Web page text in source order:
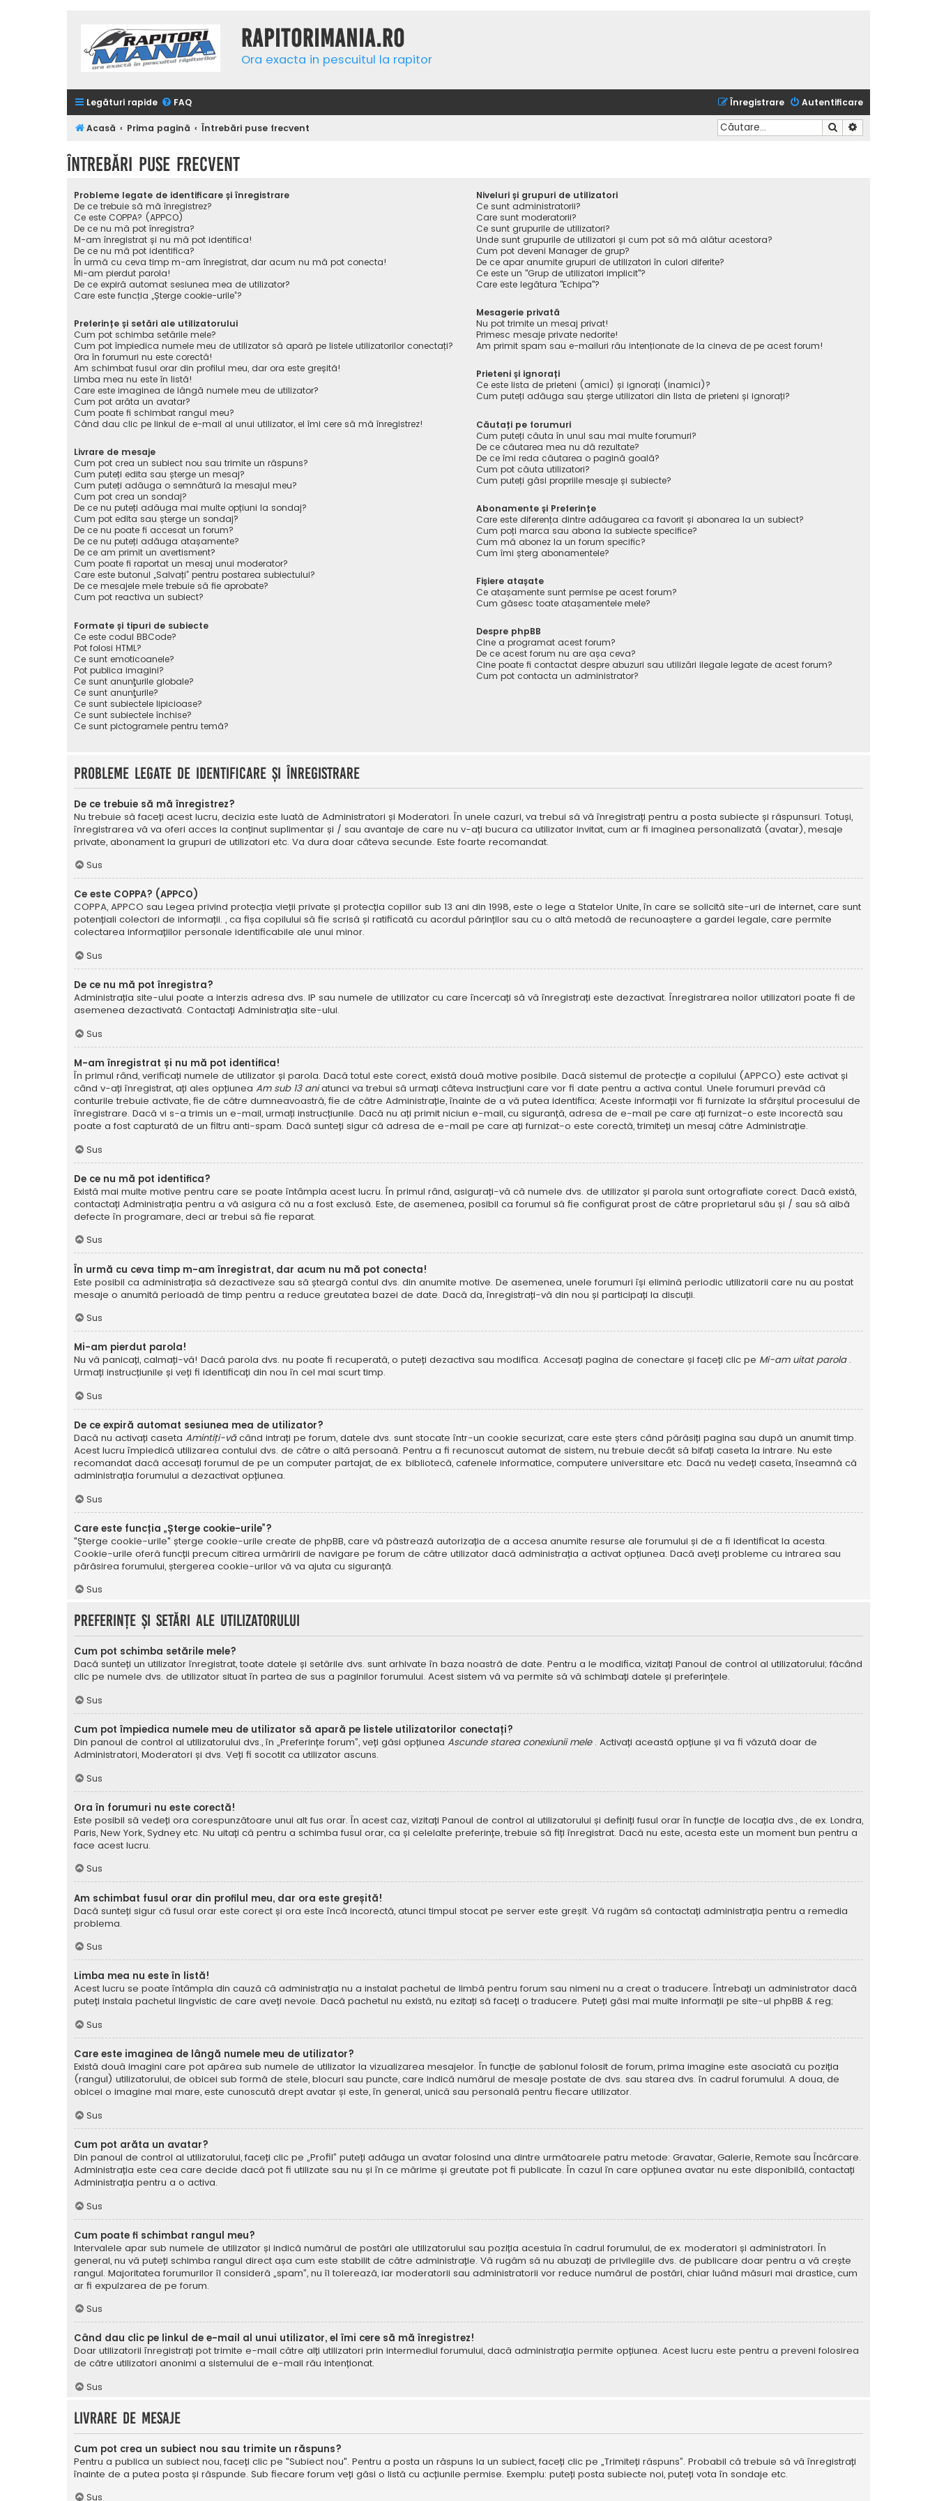
Rapitorimania.ro
Ora exacta in pescuitul la rapitor
Legături rapide FAQ Autentificare
Înregistrare
Acasă Prima pagină Întrebări puse frecvent Căutare
Întrebări puse frecvent
Probleme legate de identificare și înregistrare
De ce trebuie să mă înregistrez?
Ce este COPPA? (APPCO)
De ce nu mă pot înregistra?
M-am înregistrat și nu mă pot identifica!
De ce nu mă pot identifica?
În urmă cu ceva timp m-am înregistrat, dar acum nu mă pot conecta!
Mi-am pierdut parola!
De ce expiră automat sesiunea mea de utilizator?
Care este funcția „Șterge cookie-urile”?
Preferințe și setări ale utilizatorului
Cum pot schimba setările mele?
Cum pot împiedica numele meu de utilizator să apară pe listele utilizatorilor conectați?
Ora în forumuri nu este corectă!
Am schimbat fusul orar din profilul meu, dar ora este greșită!
Limba mea nu este în listă!
Care este imaginea de lângă numele meu de utilizator?
Cum pot arăta un avatar?
Cum poate fi schimbat rangul meu?
Când dau clic pe linkul de e-mail al unui utilizator, el îmi cere să mă înregistrez!
Livrare de mesaje
Cum pot crea un subiect nou sau trimite un răspuns?
Cum puteți edita sau șterge un mesaj?
Cum puteți adăuga o semnătură la mesajul meu?
Cum pot crea un sondaj?
De ce nu puteți adăuga mai multe opțiuni la sondaj?
Cum pot edita sau șterge un sondaj?
De ce nu poate fi accesat un forum?
De ce nu puteți adăuga atașamente?
De ce am primit un avertisment?
Cum poate fi raportat un mesaj unui moderator?
Care este butonul „Salvați” pentru postarea subiectului?
De ce mesajele mele trebuie să fie aprobate?
Cum pot reactiva un subiect?
Formate și tipuri de subiecte
Ce este codul BBCode?
Pot folosi HTML?
Ce sunt emoticoanele?
Pot publica imagini?
Ce sunt anunţurile globale?
Ce sunt anunţurile?
Ce sunt subiectele lipicioase?
Ce sunt subiectele închise?
Ce sunt pictogramele pentru temă?
Niveluri și grupuri de utilizatori
Ce sunt administratorii?
Care sunt moderatorii?
Ce sunt grupurile de utilizatori?
Unde sunt grupurile de utilizatori și cum pot să mă alătur acestora?
Cum pot deveni Manager de grup?
De ce apar anumite grupuri de utilizatori în culori diferite?
Ce este un "Grup de utilizatori implicit"?
Care este legătura "Echipa"?
Mesagerie privată
Nu pot trimite un mesaj privat!
Primesc mesaje private nedorite!
Am primit spam sau e-mailuri rău intenționate de la cineva de pe acest forum!
Prieteni și ignorați
Ce este lista de prieteni (amici) și ignorați (inamici)?
Cum puteți adăuga sau șterge utilizatori din lista de prieteni și ignorați?
Căutați pe forumuri
Cum puteți căuta în unul sau mai multe forumuri?
De ce căutarea mea nu dă rezultate?
De ce îmi reda căutarea o pagină goală?
Cum pot căuta utilizatori?
Cum puteți găsi propriile mesaje și subiecte?
Abonamente și Preferințe
Care este diferența dintre adăugarea ca favorit și abonarea la un subiect?
Cum poți marca sau abona la subiecte specifice?
Cum mă abonez la un forum specific?
Cum îmi șterg abonamentele?
Fișiere atașate
Ce atașamente sunt permise pe acest forum?
Cum găsesc toate atașamentele mele?
Despre phpBB
Cine a programat acest forum?
De ce acest forum nu are așa ceva?
Cine poate fi contactat despre abuzuri sau utilizări ilegale legate de acest forum?
Cum pot contacta un administrator?
Probleme legate de identificare și înregistrare
De ce trebuie să mă înregistrez?
Nu trebuie să faceți acest lucru, decizia este luată de Administratori și Moderatori. În unele cazuri, va trebui să vă înregistrați pentru a posta subiecte și răspunsuri. Totuși,
înregistrarea vă va oferi acces la conținut suplimentar și / sau avantaje de care nu v-ați bucura ca utilizator invitat, cum ar fi imaginea personalizată (avatar), mesaje
private, abonament la grupuri de utilizatori etc. Va dura doar câteva secunde. Este foarte recomandat.
Sus
Ce este COPPA? (APPCO)
COPPA, APPCO sau Legea privind protecția vieții private și protecția copiilor sub 13 ani din 1998, este o lege a Statelor Unite, în care se solicită site-uri de internet, care sunt
potențiali colectori de informații. , ca fișa copilului să fie scrisă și ratificată cu acordul părinților sau cu o altă metodă de recunoaștere a gardei legale, care permite
colectarea informațiilor personale identificabile ale unui minor.
Sus
De ce nu mă pot înregistra?
Administrația site-ului poate a interzis adresa dvs. IP sau numele de utilizator cu care încercați să vă înregistrați este dezactivat. Înregistrarea noilor utilizatori poate fi de
asemenea dezactivată. Contactați Administrația site-ului.
Sus
M-am înregistrat și nu mă pot identifica!
În primul rând, verificați numele de utilizator și parola. Dacă totul este corect, există două motive posibile. Dacă sistemul de protecție a copilului (APPCO) este activat și
când v-ați înregistrat, ați ales opțiunea Am sub 13 aniatunci va trebui să urmați câteva instrucțiuni care vor fi date pentru a activa contul. Unele forumuri prevăd că
conturile trebuie activate, fie de către dumneavoastră, fie de către Administrație, înainte de a vă putea identifica; Aceste informații vor fi furnizate la sfârșitul procesului de
înregistrare. Dacă vi s-a trimis un e-mail, urmați instrucțiunile. Dacă nu ați primit niciun e-mail, cu siguranță, adresa de e-mail pe care ați furnizat-o este incorectă sau
poate a fost capturată de un filtru anti-spam. Dacă sunteți sigur că adresa de e-mail pe care ați furnizat-o este corectă, trimiteți un mesaj către Administrație.
Sus
De ce nu mă pot identifica?
Există mai multe motive pentru care se poate întâmpla acest lucru. În primul rând, asigurați-vă că numele dvs. de utilizator și parola sunt ortografiate corect. Dacă există,
contactați Administrația pentru a vă asigura că nu a fost exclusă. Este, de asemenea, posibil ca forumul să fie configurat prost de către proprietarul său și / sau să aibă
defecte în programare, deci ar trebui să fie reparat.
Sus
În urmă cu ceva timp m-am înregistrat, dar acum nu mă pot conecta!
Este posibil ca administrația să dezactiveze sau să șteargă contul dvs. din anumite motive. De asemenea, unele forumuri își elimină periodic utilizatorii care nu au postat
mesaje o anumită perioadă de timp pentru a reduce greutatea bazei de date. Dacă da, înregistrați-vă din nou și participați la discuții.
Sus
Mi-am pierdut parola!
Nu vă panicați, calmați-vă! Dacă parola dvs. nu poate fi recuperată, o puteți dezactiva sau modifica. Accesați pagina de conectare și faceți clic pe Mi-am uitat parola .
Urmați instrucțiunile și veți fi identificați din nou în cel mai scurt timp.
Sus
De ce expiră automat sesiunea mea de utilizator?
Dacă nu activați caseta Amintiți-văcând intrați pe forum, datele dvs. sunt stocate într-un cookie securizat, care este șters când părăsiți pagina sau după un anumit timp.
Acest lucru împiedică utilizarea contului dvs. de către o altă persoană. Pentru a fi recunoscut automat de sistem, nu trebuie decât să bifați caseta la intrare. Nu este
recomandat dacă accesați forumul de pe un computer partajat, de ex. bibliotecă, cafenele informatice, computere universitare etc. Dacă nu vedeți caseta, înseamnă că
administrația forumului a dezactivat opțiunea.
Sus
Care este funcția „Șterge cookie-urile”?
"Șterge cookie-urile" șterge cookie-urile create de phpBB, care vă păstrează autorizația de a accesa anumite resurse ale forumului și de a fi identificat la acesta.
Cookie-urile oferă funcții precum citirea urmăririi de navigare pe forum de către utilizator dacă administrația a activat opțiunea. Dacă aveți probleme cu intrarea sau
părăsirea forumului, ștergerea cookie-urilor vă va ajuta cu siguranță.
Sus
Preferințe și setări ale utilizatorului
Cum pot schimba setările mele?
Dacă sunteți un utilizator înregistrat, toate datele și setările dvs. sunt arhivate în baza noastră de date. Pentru a le modifica, vizitați Panoul de control al utilizatorului; făcând
clic pe numele dvs. de utilizator situat în partea de sus a paginilor forumului. Acest sistem vă va permite să vă schimbați datele și preferințele.
Sus
Cum pot împiedica numele meu de utilizator să apară pe listele utilizatorilor conectați?
Din panoul de control al utilizatorului dvs., în „Preferințe forum”, veți găsi opțiunea Ascunde starea conexiunii mele . Activați această opțiune și va fi văzută doar de
Administratori, Moderatori și dvs. Veți fi socotit ca utilizator ascuns.
Sus
Ora în forumuri nu este corectă!
Este posibil să vedeți ora corespunzătoare unui alt fus orar. În acest caz, vizitați Panoul de control al utilizatorului și definiți fusul orar în funcție de locația dvs., de ex. Londra,
Paris, New York, Sydney etc. Nu uitați că pentru a schimba fusul orar, ca și celelalte preferințe, trebuie să fiți înregistrat. Dacă nu este, acesta este un moment bun pentru a
face acest lucru.
Sus
Am schimbat fusul orar din profilul meu, dar ora este greșită!
Dacă sunteți sigur că fusul orar este corect și ora este încă incorectă, atunci timpul stocat pe server este greșit. Vă rugăm să contactați administrația pentru a remedia
problema.
Sus
Limba mea nu este în listă!
Acest lucru se poate întâmpla din cauză că administrația nu a instalat pachetul de limbă pentru forum sau nimeni nu a creat o traducere. Întrebați un administrator dacă
puteți instala pachetul lingvistic de care aveți nevoie. Dacă pachetul nu există, nu ezitați să faceți o traducere. Puteți găsi mai multe informații pe site-ul phpBB & reg;
Sus
Care este imaginea de lângă numele meu de utilizator?
Există două imagini care pot apărea sub numele de utilizator la vizualizarea mesajelor. În funcție de șablonul folosit de forum, prima imagine este asociată cu poziția
(rangul) utilizatorului, de obicei sub formă de stele, blocuri sau puncte, care indică numărul de mesaje postate de dvs. sau starea dvs. în cadrul forumului. A doua, de
obicei o imagine mai mare, este cunoscută drept avatar și este, în general, unică sau personală pentru fiecare utilizator.
Sus
Cum pot arăta un avatar?
Din panoul de control al utilizatorului, faceți clic pe „Profil” puteți adăuga un avatar folosind una dintre următoarele patru metode: Gravatar, Galerie, Remote sau Încărcare.
Administrația este cea care decide dacă pot fi utilizate sau nu și în ce mărime și greutate pot fi publicate. În cazul în care opțiunea avatar nu este disponibilă, contactați
Administrația pentru a o activa.
Sus
Cum poate fi schimbat rangul meu?
Intervalele apar sub numele de utilizator și indică numărul de postări ale utilizatorului sau poziția acestuia în cadrul forumului, de ex. moderatori și administratori. În
general, nu vă puteți schimba rangul direct așa cum este stabilit de către administrație. Vă rugăm să nu abuzați de privilegiile dvs. de publicare doar pentru a vă crește
rangul. Majoritatea forumurilor îl consideră „spam”, nu îl tolerează, iar moderatorii sau administratorii vor reduce numărul de postări, chiar luând măsuri mai drastice, cum
ar fi expulzarea de pe forum.
Sus
Când dau clic pe linkul de e-mail al unui utilizator, el îmi cere să mă înregistrez!
Doar utilizatorii înregistrați pot trimite e-mail către alți utilizatori prin intermediul forumului, dacă administrația permite opțiunea. Acest lucru este pentru a preveni folosirea
de către utilizatori anonimi a sistemului de e-mail rău intenționat.
Sus
Livrare de mesaje
Cum pot crea un subiect nou sau trimite un răspuns?
Pentru a publica un subiect nou, faceți clic pe "Subiect nou". Pentru a posta un răspuns la un subiect, faceți clic pe „Trimiteți răspuns”. Probabil că trebuie să vă înregistrați
înainte de a putea posta și răspunde. Sub fiecare forum veți găsi o listă cu acțiunile permise. Exemplu: puteți posta subiecte noi, puteți vota în sondaje etc.
Sus